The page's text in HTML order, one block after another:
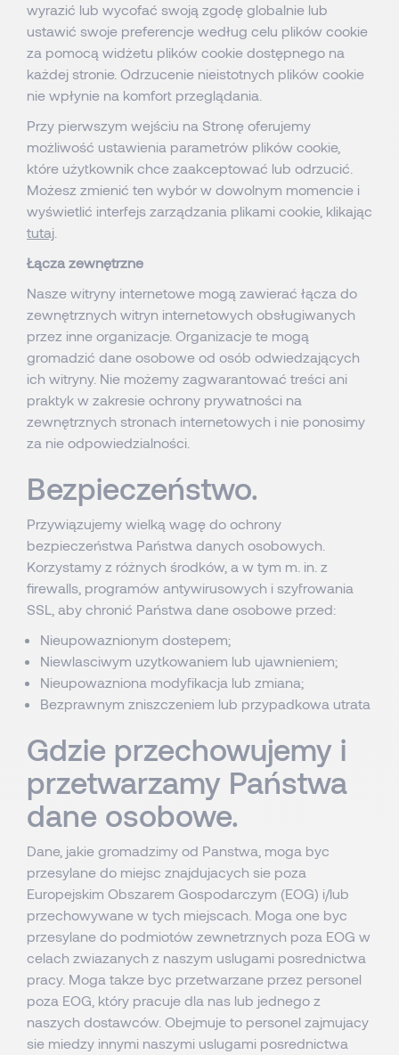
wyrazić lub wycofać swoją zgodę globalnie lub
ustawić swoje preferencje według celu plików cookie
za pomocą widżetu plików cookie dostępnego na
każdej stronie. Odrzucenie nieistotnych plików cookie
nie wpłynie na komfort przeglądania.
Przy pierwszym wejściu na Stronę oferujemy
możliwość ustawienia parametrów plików cookie,
które użytkownik chce zaakceptować lub odrzucić.
Możesz zmienić ten wybór w dowolnym momencie i
wyświetlić interfejs zarządzania plikami cookie, klikając
tutaj
Łącza zewnętrzne
Nasze witryny internetowe mogą zawierać łącza do
zewnętrznych witryn internetowych obsługiwanych
przez inne organizacje. Organizacje te mogą
gromadzić dane osobowe od osób odwiedzających
ich witryny. Nie możemy zagwarantować treści ani
praktyk w zakresie ochrony prywatności na
zewnętrznych stronach internetowych i nie ponosimy
za nie odpowiedzialności.
Bezpieczeństwo.
Przywiązujemy wielką wagę do ochrony
bezpieczeństwa Państwa danych osobowych.
Korzystamy z różnych środków, a w tym m. in. z
firewalls, programów antywirusowych i szyfrowania
SSL, aby chronić Państwa dane osobowe przed:
Nieupowaznionym dostepem;
Niewlasciwym uzytkowaniem lub ujawnieniem;
Nieupowazniona modyfikacja lub zmiana;
Bezprawnym zniszczeniem lub przypadkowa utrata
Gdzie przechowujemy i
przetwarzamy Państwa
dane osobowe.
Dane, jakie gromadzimy od Panstwa, moga byc
przesylane do miejsc znajdujacych sie poza
Europejskim Obszarem Gospodarczym (EOG) i/lub
przechowywane w tych miejscach. Moga one byc
przesylane do podmiotów zewnetrznych poza EOG w
celach zwiazanych z naszym uslugami posrednictwa
pracy. Moga takze byc przetwarzane przez personel
poza EOG, który pracuje dla nas lub jednego z
naszych dostawców. Obejmuje to personel zajmujacy
sie miedzy innymi naszymi uslugami posrednictwa